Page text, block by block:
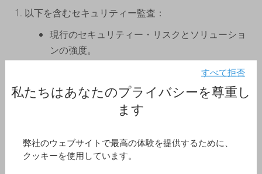
1. 以下を含むセキュリティー監査：
現行のセキュリティー・リスクとソリューショ
ンの強度。
2. 負荷テスト：
同時接続ユーザーの目標数に対する4D Server
失敗した時点でのトリアージ（重症度判定）に
沿った同時接続ユーザーの最大数の決定。
私たちはあなたのプライバシーを尊重し
ます
弊社のウェブサイトで最高の体験を提供するために、
クッキーを使用しています。
すべて拒否